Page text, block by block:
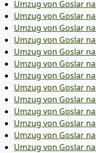
Umzug von Goslar
Umzug von Goslar
Umzug von Goslar
Umzug von Goslar
Umzug von Goslar
Umzug von Goslar
Umzug von Goslar
Umzug von Goslar
Umzug von Goslar
Umzug von Goslar
Umzug von Goslar
Umzug von Goslar
Umzug von Goslar